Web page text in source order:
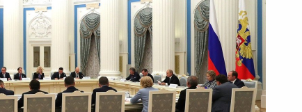
Хуснуллиным